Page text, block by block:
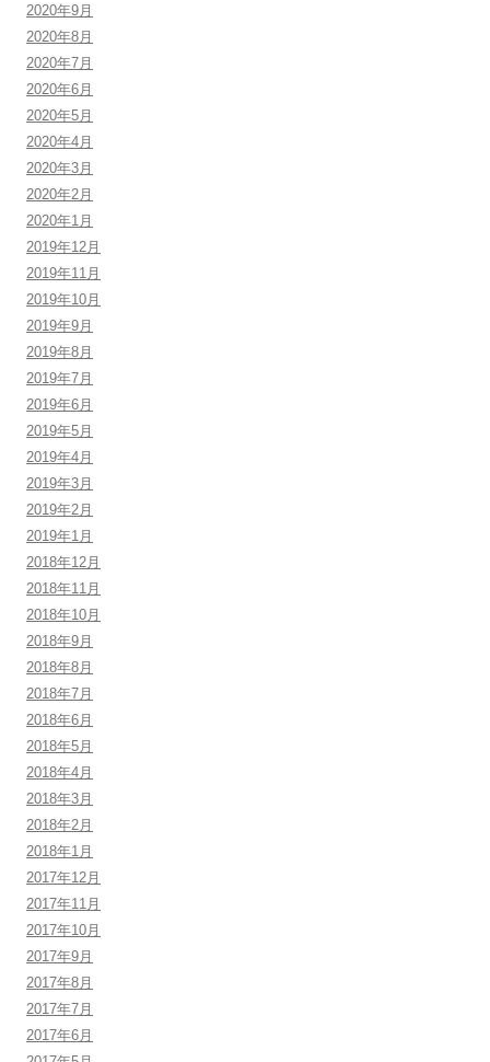
2020年9月
2020年8月
2020年7月
2020年6月
2020年5月
2020年4月
2020年3月
2020年2月
2020年1月
2019年12月
2019年11月
2019年10月
2019年9月
2019年8月
2019年7月
2019年6月
2019年5月
2019年4月
2019年3月
2019年2月
2019年1月
2018年12月
2018年11月
2018年10月
2018年9月
2018年8月
2018年7月
2018年6月
2018年5月
2018年4月
2018年3月
2018年2月
2018年1月
2017年12月
2017年11月
2017年10月
2017年9月
2017年8月
2017年7月
2017年6月